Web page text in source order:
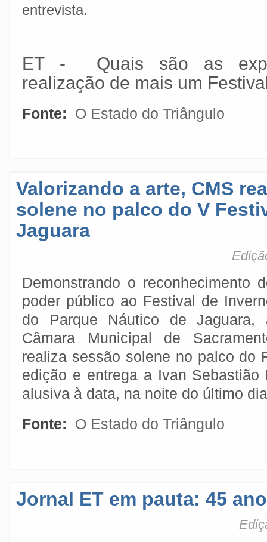
entrevista.
ET - Quais são as
realização de mais um
Fonte: O Estado do Triângulo
Valorizando a arte, CMS
solene no palco do V
Jaguara
Demonstrando o reconhecimento
poder público ao Festival de
do Parque Náutico de Jaguara,
Câmara Municipal de
realiza sessão solene no palco do
edição e entrega a Ivan Sebastião
alusiva à data, na noite do último
Fonte:
O Estado do Triângulo
Jornal ET em pauta: 45